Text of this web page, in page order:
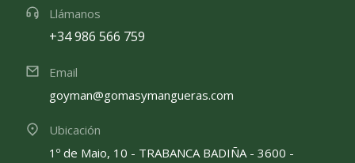
Llámanos
+34 986 566 759
Email
goyman@gomasymangueras.com
Ubicación
1º de Maio, 10 - TRABANCA BADIÑA - 3600 -